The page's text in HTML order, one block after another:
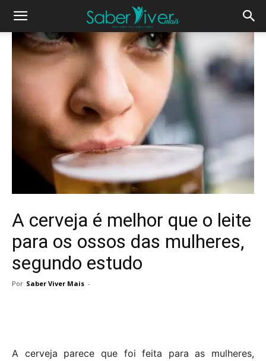
A cerveja é melhor que o leite
para os ossos das mulheres,
segundo estudo
Por Saber Viver Mais -
A cerveja parece que foi feita para as mulheres,